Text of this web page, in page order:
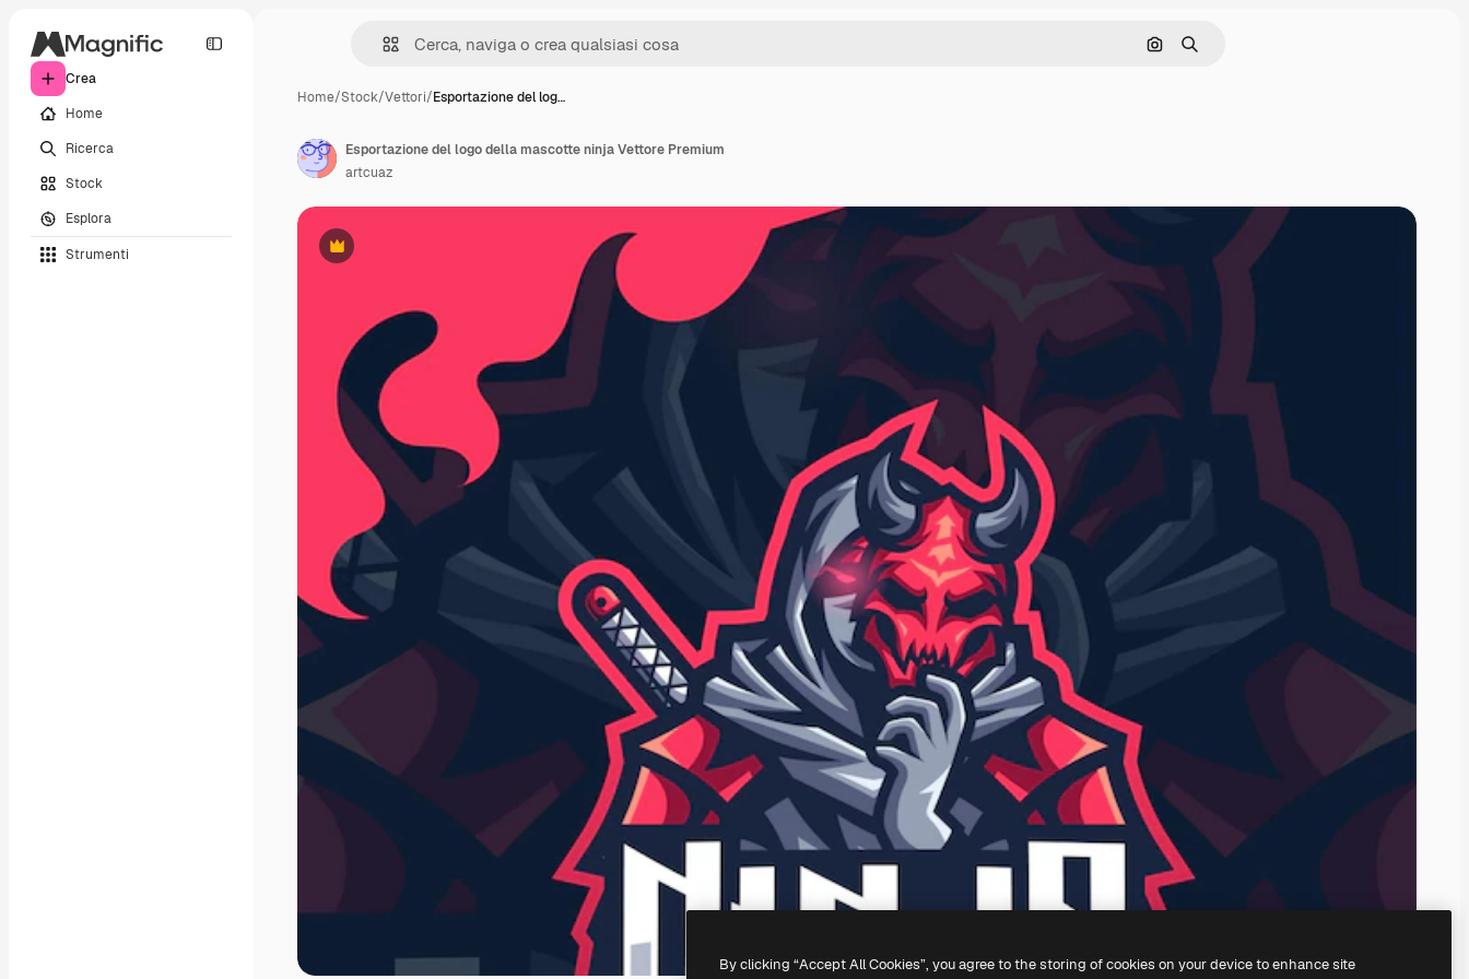
Crea
Home
Ricerca
Stock
Esplora
Strumenti
Cerca per immagine
Ricerca
Home/Stock/Vettori/Esportazione del log…
Premium
Esportazione del logo della mascotte ninja Vettore Premium
artcuaz
By clicking “Accept All Cookies”, you agree to the storing of cookies on your device to enhance site